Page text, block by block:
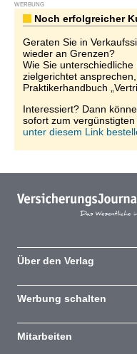
WERBUNG
Noch erfolgreicher
Geraten Sie in
wieder an Grenzen?
Wie Sie
zielgerichtet
Praktikerhandbuch
Interessiert? Dann
sofort zum
unter diesem Link
Über den Verlag
Werbung schalten
Mitarbeiten